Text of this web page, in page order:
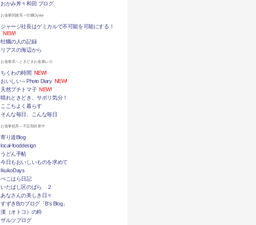
おかみ丼々和田 ブログ
お食事関連系～牡蠣Oyster
ジャージ社長はゲミカルで不可能を可能にする！
NEW!
牡蠣の人の記録
リアスの海辺から
お食事系～ときどきお食事レポ
ちくわの時間 NEW!
おいしい～Photo Diary NEW!
天然プチトマ子 NEW!
晴れときどき、サボリ気分！
ここちよく暮らす
そんな毎日、こんな毎日
お食事処系～不定期休業中
寄り道Blog
local-fooddesign
うどん手帖
今日もおいしいものを求めて
IkukoDays
ぺこはら日記
いたばし区のばら ２
あなさんの美しき日々
すずきBのブログ「B's Blog」
漢（オトコ）の粋
ザルツブログ